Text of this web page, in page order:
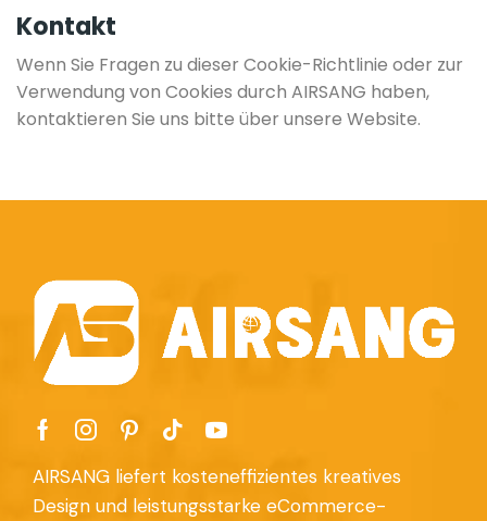
Kontakt
Wenn Sie Fragen zu dieser Cookie-Richtlinie oder zur
Verwendung von Cookies durch AIRSANG haben,
kontaktieren Sie uns bitte über unsere Website.
AIRSANG liefert kosteneffizientes kreatives
Design und leistungsstarke eCommerce-